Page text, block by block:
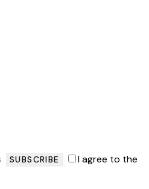
SUBSCRIBE
I agree to the